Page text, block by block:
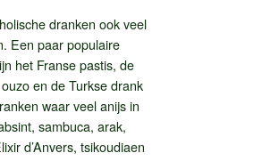
dranken ook veel
Een paar populaire
het Franse pastis, de
en de Turkse drank
waar veel anijs in
sambuca, arak,
d’Anvers, tsikoudiaen